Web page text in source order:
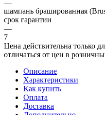
—
шампань брашированная
срок гарантии
—
7
Цена действительна только
отличаться от цен в
Описание
Характеристики
Как купить
Оплата
Доставка